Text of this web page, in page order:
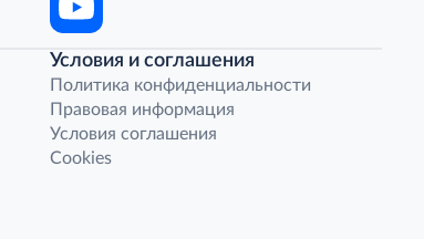
Условия и соглашения
Политика конфиденциальности
Правовая информация
Условия соглашения
Cookies